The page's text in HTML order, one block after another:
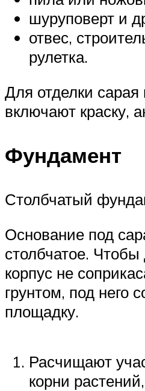
шуруповерт и
отвес,
рулетка.
Для отделки сарая
включают краску,
Фундамент
Столбчатый
Основание под
столбчатое.
корпус не
грунтом, под него
площадку.
Расчищают
корни